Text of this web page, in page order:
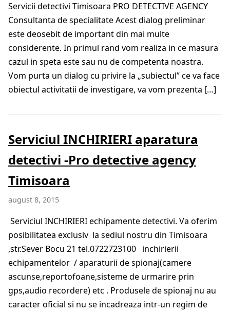
Servicii detectivi Timisoara PRO DETECTIVE AGENCY
Consultanta de specialitate Acest dialog preliminar
este deosebit de important din mai multe
considerente. In primul rand vom realiza in ce masura
cazul in speta este sau nu de competenta noastra.
Vom purta un dialog cu privire la „subiectul” ce va face
obiectul activitatii de investigare, va vom prezenta […]
Serviciul INCHIRIERI aparatura
detectivi -Pro detective agency
Timisoara
august 8, 2015
Serviciul INCHIRIERI echipamente detectivi. Va oferim
posibilitatea exclusiv la sediul nostru din Timisoara
,str.Sever Bocu 21 tel.0722723100 inchirierii
echipamentelor / aparaturii de spionaj(camere
ascunse,reportofoane,sisteme de urmarire prin
gps,audio recordere) etc . Produsele de spionaj nu au
caracter oficial si nu se incadreaza intr-un regim de